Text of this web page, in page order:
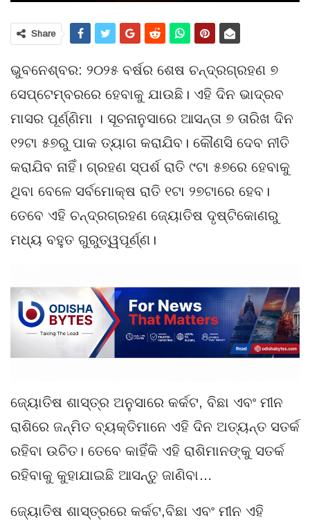
Share
ଭୁବନେଶ୍ବର: ୨୦୨୫ ବର୍ଷର ଶେଷ ଚନ୍ଦ୍ରଗ୍ରହଣ ୭
ସେପ୍ଟେମ୍ବରରେ ହେବାକୁ ଯାଉଛି। ଏହି ଦିନ ଭାଦ୍ରବ
ମାସର ପୂର୍ଣ୍ଣିମା । ସୂଚନାନୁସାରେ ଆସନ୍ତା ୭ ତାରିଖ ଦିନ
୧୨ଟା ୫୭ରୁ ପାକ ତ୍ୟାଗ କରାଯିବ। କୌଣସି ଦେବ ନୀତି
କରାଯିବ ନାହିଁ। ଗ୍ରହଣ ସ୍ପର୍ଶ ରାତି ୯ଟା ୫୭ରେ ହେବାକୁ
ଥିବା ବେଳେ ସର୍ବମୋକ୍ଷ ରାତି ୧ଟା ୨୭ଟାରେ ହେବ।
ତେବେ ଏହି ଚନ୍ଦ୍ରଗ୍ରହଣ ଜ୍ୟୋତିଷ ଦୃଷ୍ଟିକୋଣରୁ
ମଧ୍ୟ ବହୁତ ଗୁରୁତ୍ୱପୂର୍ଣ୍ଣ।
ଜ୍ୟୋତିଷ ଶାସ୍ତ୍ର ଅନୁସାରେ କର୍କଟ, ବିଛା ଏବଂ ମୀନ
ରାଶିରେ ଜନ୍ମିତ ବ୍ୟକ୍ତିମାନେ ଏହି ଦିନ ଅତ୍ୟନ୍ତ ସତର୍କ
ରହିବା ଉଚିତ। ତେବେ କାହିଁକି ଏହି ରାଶିମାନଙ୍କୁ ସତର୍କ
ରହିବାକୁ କୁହାଯାଇଛି ଆସନ୍ତୁ ଜାଣିବା…
ଜ୍ୟୋତିଷ ଶାସ୍ତ୍ରରେ କର୍କଟ,ବିଛା ଏବଂ ମୀନ ଏହି